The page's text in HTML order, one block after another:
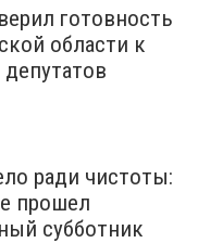
готовность
области к
ради чистоты:
прошел
субботник